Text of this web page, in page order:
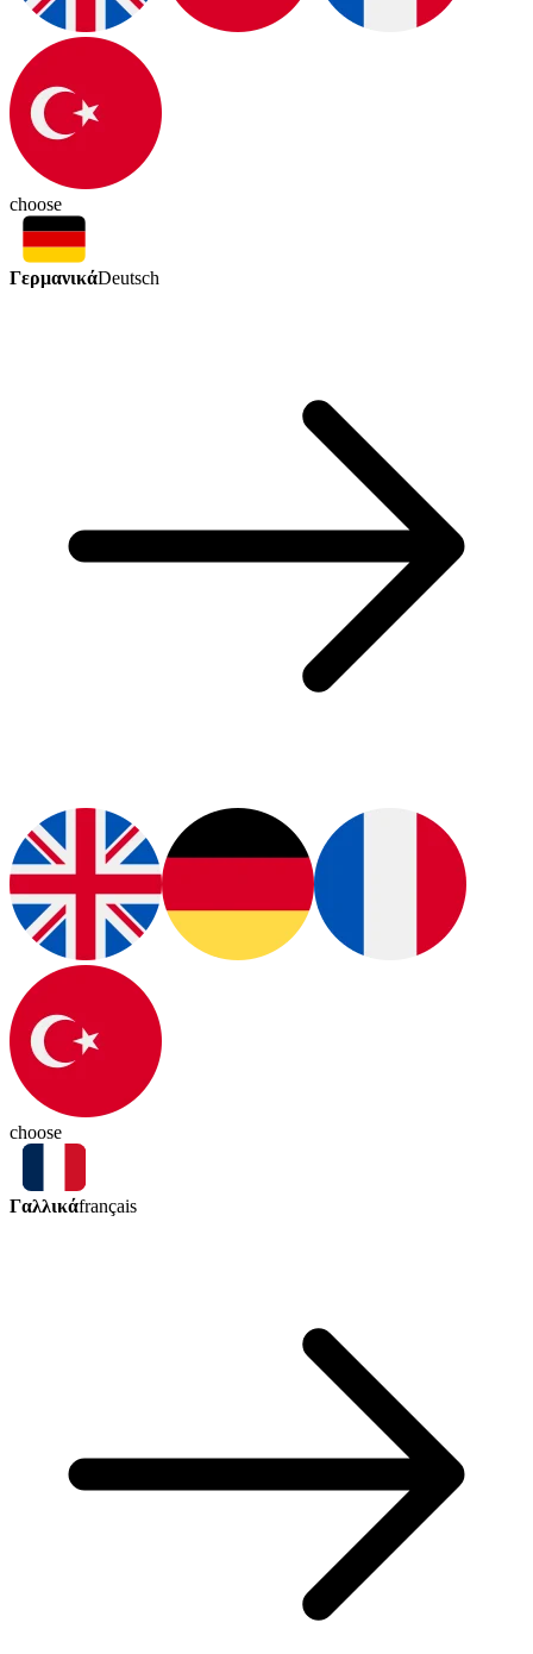
choose
ΓερμανικάDeutsch
choose
Γαλλικάfrançais